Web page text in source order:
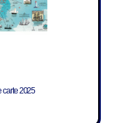
carte 2025